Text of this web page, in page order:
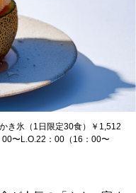
き氷（1日限定30食）￥1,512
00〜L.O.22：00（16：00〜